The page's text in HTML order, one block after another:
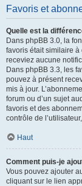
Favoris et
Quelle est la
Dans phpBB 3.0, la
favoris était similaire
receviez aucune
Dans phpBB 3.3, les
pouvez à présent
mis à jour.
forum ou d’un sujet
favoris et des
contrôle de
Haut
Comment puis-je
Vous pouvez ajouter
cliquant sur le lien